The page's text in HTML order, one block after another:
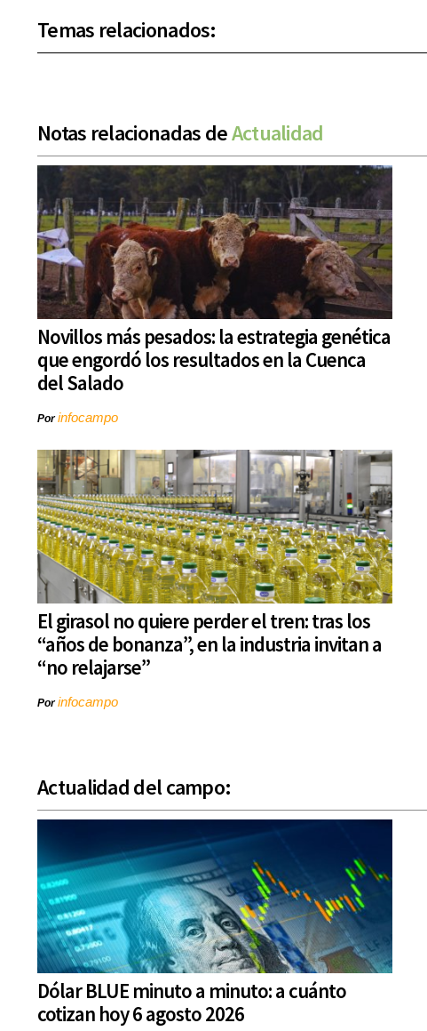
Temas relacionados:
Notas relacionadas deActualidad
Novillos más pesados: la estrategia genética
que engordó los resultados en la Cuenca
del Salado
Porinfocampo
El girasol no quiere perder el tren: tras los
“años de bonanza”, en la industria invitan a
“no relajarse”
Porinfocampo
Actualidad del campo:
Dólar BLUE minuto a minuto: a cuánto
cotizan hoy 6 agosto 2026